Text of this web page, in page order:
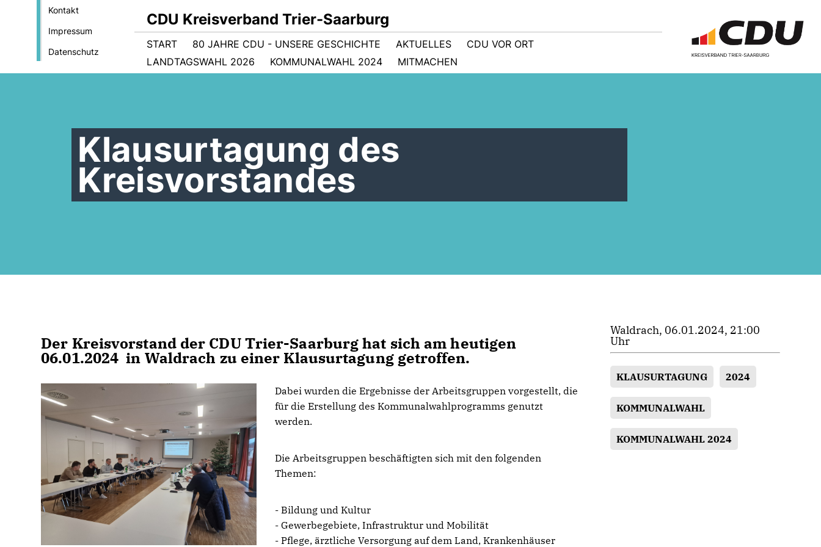
Kontakt
Impressum
Datenschutz
CDU Kreisverband Trier-Saarburg
START 80 JAHRE CDU - UNSERE GESCHICHTE AKTUELLES
CDU VOR ORT
LANDTAGSWAHL 2026
KOMMUNALWAHL 2024 MITMACHEN
Klausurtagung des
Kreisvorstandes
Der Kreisvorstand der CDU Trier-Saarburg hat sich am heutigen
06.01.2024 in Waldrach zu einer Klausurtagung getroffen.
Dabei wurden die Ergebnisse der Arbeitsgruppen vorgestellt, die
für die Erstellung des Kommunalwahlprogramms genutzt
werden.
Die Arbeitsgruppen beschäftigten sich mit den folgenden
Themen:
- Bildung und Kultur
- Gewerbegebiete, Infrastruktur und Mobilität
- Pflege, ärztliche Versorgung auf dem Land, Krankenhäuser
Waldrach, 06.01.2024, 21:00
Uhr
KLAUSURTAGUNG 2024
KOMMUNALWAHL
KOMMUNALWAHL 2024